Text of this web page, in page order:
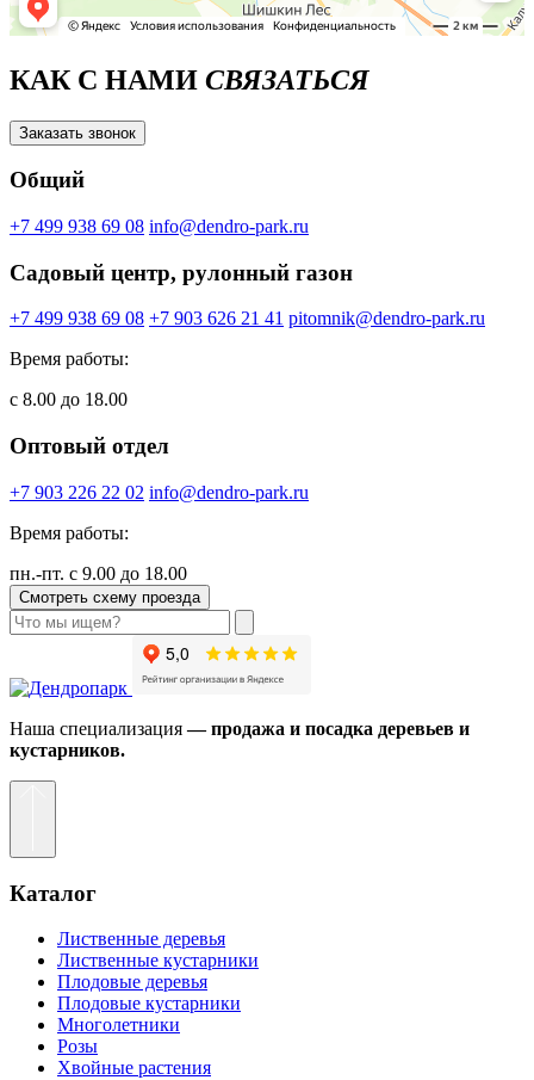
КАК С НАМИ СВЯЗАТЬСЯ
Заказать звонок
Общий
+7 499 938 69 08 info@dendro-park.ru
Садовый центр, рулонный газон
+7 499 938 69 08 +7 903 626 21 41 pitomnik@dendro-park.ru
Время работы:
с 8.00 до 18.00
Оптовый отдел
+7 903 226 22 02 info@dendro-park.ru
Время работы:
пн.-пт. с 9.00 до 18.00
Смотреть схему проезда
Наша специализация— продажа и посадка деревьев и
кустарников.
Каталог
Лиственные деревья
Лиственные кустарники
Плодовые деревья
Плодовые кустарники
Многолетники
Розы
Хвойные растения